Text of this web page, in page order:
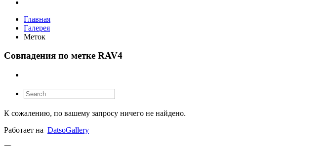
Главная
Галерея
Меток
Совпадения по метке RAV4
К сожалению, по вашему запросу ничего не найдено.
Работает на DatsoGallery